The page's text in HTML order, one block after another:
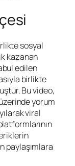
sosyal
kazanan
edilen
birlikte
Bu video,
yorum
viral
paylaşımlara